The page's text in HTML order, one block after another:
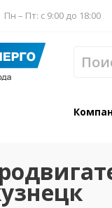
Пн – Пт: с 9:00 до 18:00